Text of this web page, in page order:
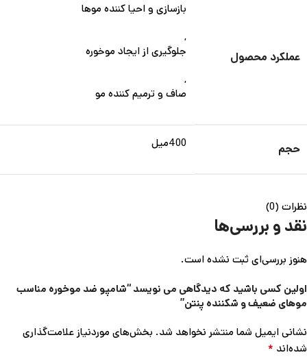
عملکرد محصول
بازسازی و احیا کننده موها
,
جلوگیری از ایجاد موخوره
,
صاف و ترمیم کننده مو
حجم 400میل
نظرات (0)
نقد و بررسی‌ها
هنوز بررسی‌ای ثبت نشده است.
اولین کسی باشید که دیدگاهی می نویسد “شامپو ضد موخوره مناسب
موهای ضعیف و شکننده پنتن”
نشانی ایمیل شما منتشر نخواهد شد. بخش‌های موردنیاز علامت‌گذاری
شده‌اند *